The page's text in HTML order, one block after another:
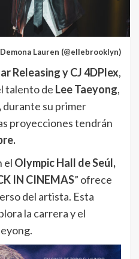
Lauren (@ellebrooklyn)
Releasing y CJ 4DPlex,
talento de Lee Taeyong,
durante su primer
proyecciones tendrán
el Olympic Hall de Seúl,
IN CINEMAS” ofrece
del artista. Esta
la carrera y el